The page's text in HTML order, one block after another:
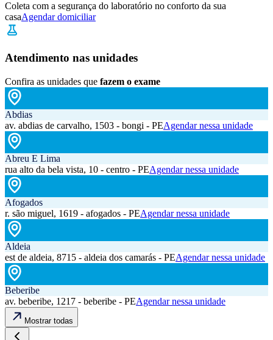
Coleta com a segurança do laboratório no conforto da sua
casaAgendar domiciliar
Atendimento nas unidades
Confira as unidades que fazem o exame
Abdias
av. abdias de carvalho, 1503 - bongi - PEAgendar nessa unidade
Abreu E Lima
rua alto da bela vista, 10 - centro - PEAgendar nessa unidade
Afogados
r. são miguel, 1619 - afogados - PEAgendar nessa unidade
Aldeia
est de aldeia, 8715 - aldeia dos camarás - PEAgendar nessa unidade
Beberibe
av. beberibe, 1217 - beberibe - PEAgendar nessa unidade
Mostrar todas